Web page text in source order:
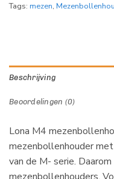
Tags: mezen,
Beschrijving
Beoordelingen (0)
Lona M4
mezenbollenhouder
van de M- serie.